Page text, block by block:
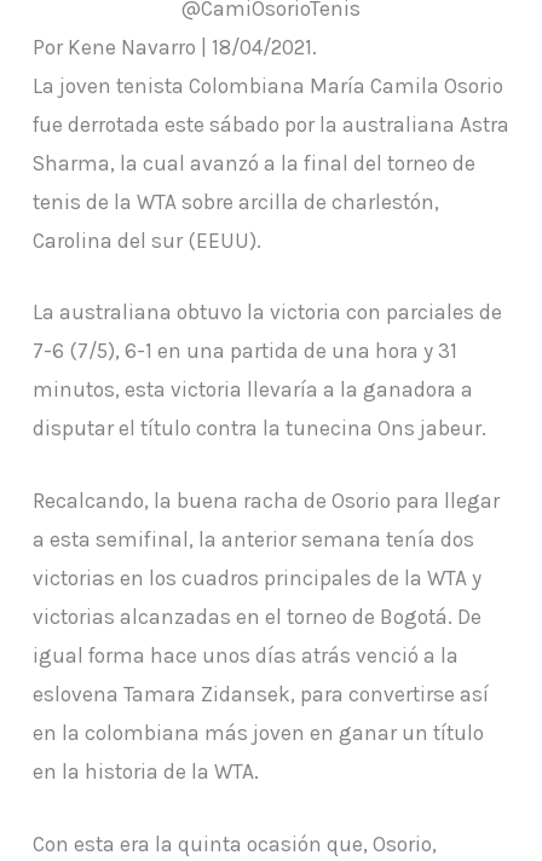
@CamiOsorioTenis
Por Kene Navarro | 18/04/2021.
La joven tenista Colombiana María Camila Osorio
fue derrotada este sábado por la australiana Astra
Sharma, la cual avanzó a la final del torneo de
tenis de la WTA sobre arcilla de charlestón,
Carolina del sur (EEUU).
La australiana obtuvo la victoria con parciales de
7-6 (7/5), 6-1 en una partida de una hora y 31
minutos, esta victoria llevaría a la ganadora a
disputar el título contra la tunecina Ons jabeur.
Recalcando, la buena racha de Osorio para llegar
a esta semifinal, la anterior semana tenía dos
victorias en los cuadros principales de la WTA y
victorias alcanzadas en el torneo de Bogotá. De
igual forma hace unos días atrás venció a la
eslovena Tamara Zidansek, para convertirse así
en la colombiana más joven en ganar un título
en la historia de la WTA.
Con esta era la quinta ocasión que, Osorio,